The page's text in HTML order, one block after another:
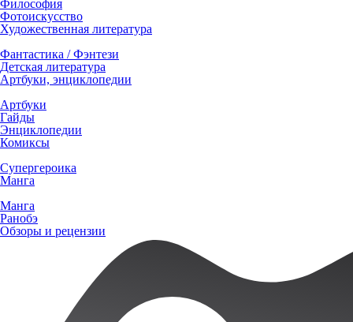
Философия
Фотоискусство
Художественная литература
Фантастика / Фэнтези
Детская литература
Артбуки, энциклопедии
Артбуки
Гайды
Энциклопедии
Комиксы
Супергероика
Манга
Манга
Ранобэ
Обзоры и рецензии